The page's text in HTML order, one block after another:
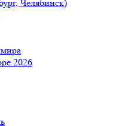
Челябинск)
2026